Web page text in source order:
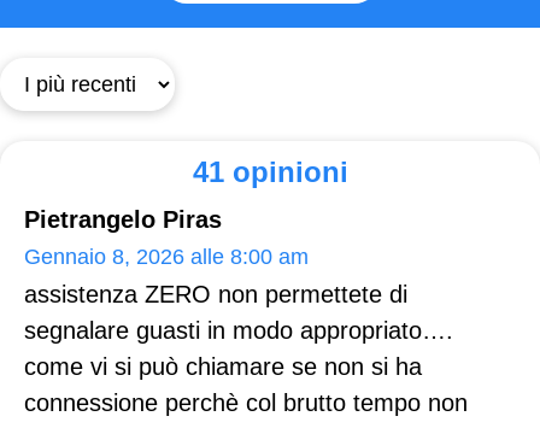
41 opinioni
Pietrangelo Piras
Gennaio 8, 2026 alle 8:00 am
assistenza ZERO non permettete di
segnalare guasti in modo appropriato….
come vi si può chiamare se non si ha
connessione perchè col brutto tempo non